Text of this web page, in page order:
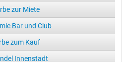
zur Miete
Bar und Club
zum Kauf
Innenstadt